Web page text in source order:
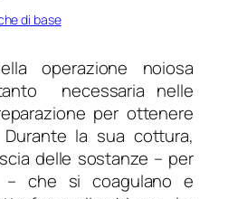
di base
operazione noiosa
necessaria nelle
per ottenere
la sua cottura,
delle sostanze – per
– che si coagulano e